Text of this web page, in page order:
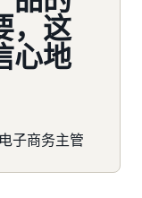
，这
心地
子商务主管